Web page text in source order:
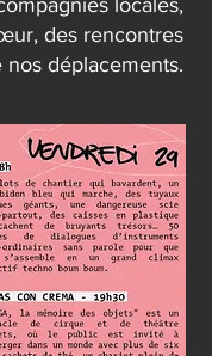
locales,
des rencontres
nos déplacements.